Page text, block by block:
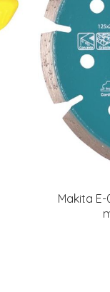
Makita